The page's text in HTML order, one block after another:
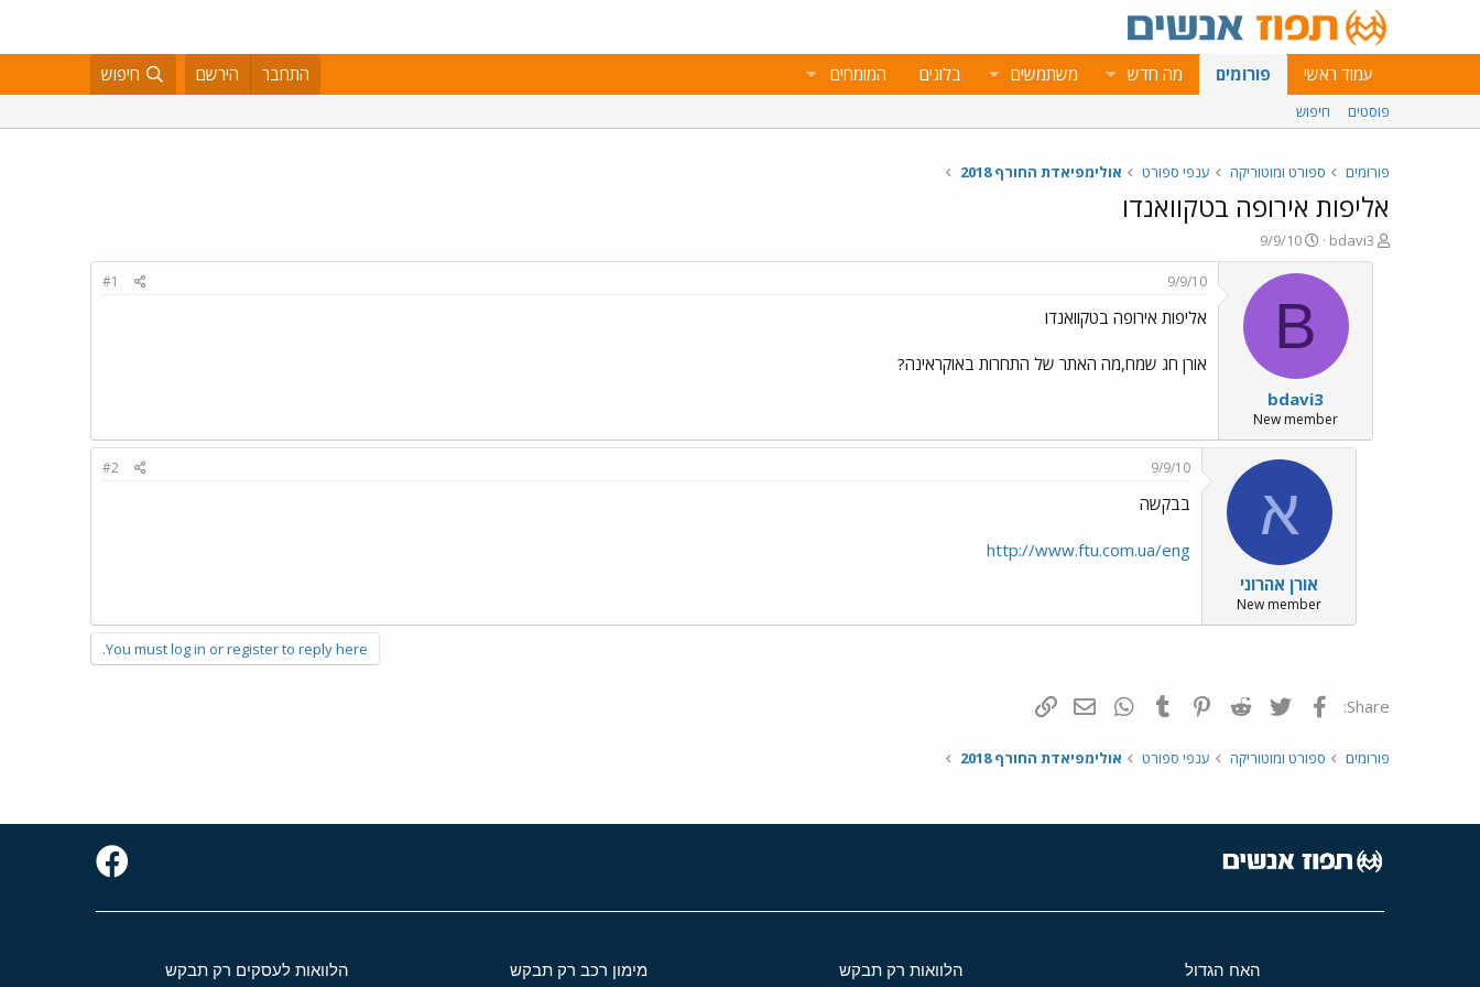
עמוד ראשי פורומים מה חדש משתמשים בלוגים המומחים התחבר הירשם חיפוש
פוסטים חיפוש
פורומים ספורט ומוטוריקה ענפי ספורט אולימפיאדת החורף 2018
אליפות אירופה בטקוואנדו
פ
ו
bdavi3
פ
ו
ר
ם
ב
א
ר
י
ך
9/9/10
B
bdavi3
New member
9/9/10
#1
אליפות אירופה בטקוואנדו
אורן חג שמח,מה האתר של התחרות באוקראינה?
א
אורן אהרוני
New member
9/9/10
#2
בבקשה
http://www.ftu.com.ua/eng
You must log in or register to reply here.
Share: פייסבוק Twitter
Reddit
Pinterest
Tumblr
WhatsAppדואר אלקטרוני
פורומים ספורט ומוטוריקה ענפי ספורט אולימפיאדת החורף 2018
האח הגדול הלוואות רק תבקש מימון רכב רק תבקש הלוואות לעסקים רק תבקש